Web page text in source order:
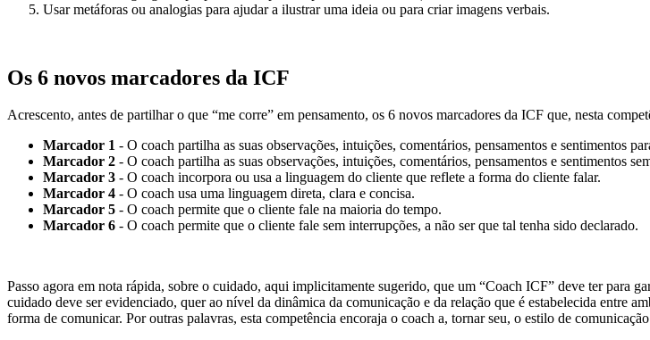
Usar metáforas ou analogias para ajudar a ilustrar uma ideia ou para criar imagens verbais.
Os 6 novos marcadores da ICF
Acrescento, antes de partilhar o que “me corre” em pensamento, os 6 novos marcadores da ICF que, nesta
Marcador 1 - O coach partilha as suas observações, intuições, comentários, pensamentos e sentimentos
Marcador 2 - O coach partilha as suas observações, intuições, comentários, pensamentos e sentimentos
Marcador 3 - O coach incorpora ou usa a linguagem do cliente que reflete a forma do cliente falar.
Marcador 4 - O coach usa uma linguagem direta, clara e concisa.
Marcador 5 - O coach permite que o cliente fale na maioria do tempo.
Marcador 6 - O coach permite que o cliente fale sem interrupções, a não ser que tal tenha sido declarado.
Passo agora em nota rápida, sobre o cuidado, aqui implicitamente sugerido, que um “Coach ICF” deve ter para
cuidado deve ser evidenciado, quer ao nível da dinâmica da comunicação e da relação que é estabelecida entre
forma de comunicar. Por outras palavras, esta competência encoraja o coach a, tornar seu, o estilo de